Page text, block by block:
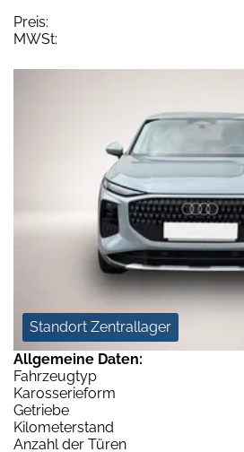
Preis:
MWSt:
Standort Zentrallager
Allgemeine Daten:
Fahrzeugtyp
Karosserieform
Getriebe
Kilometerstand
Anzahl der Türen